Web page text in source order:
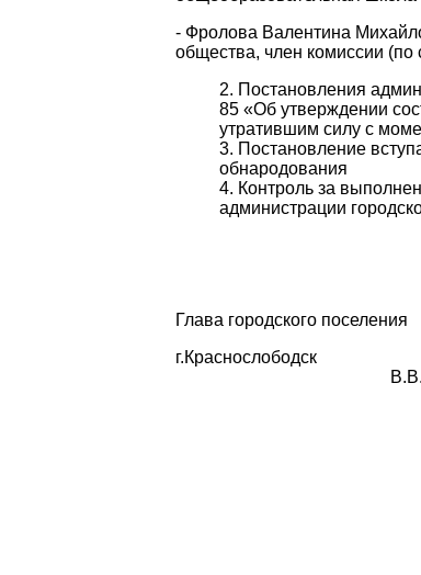
- Фролова Валентина
общества, член комиссии (по
Постановления
85 «Об утверждении
утратившим силу с
Постановление
обнародования
Контроль за
администрации
Глава городского поселения
г.Краснослободск